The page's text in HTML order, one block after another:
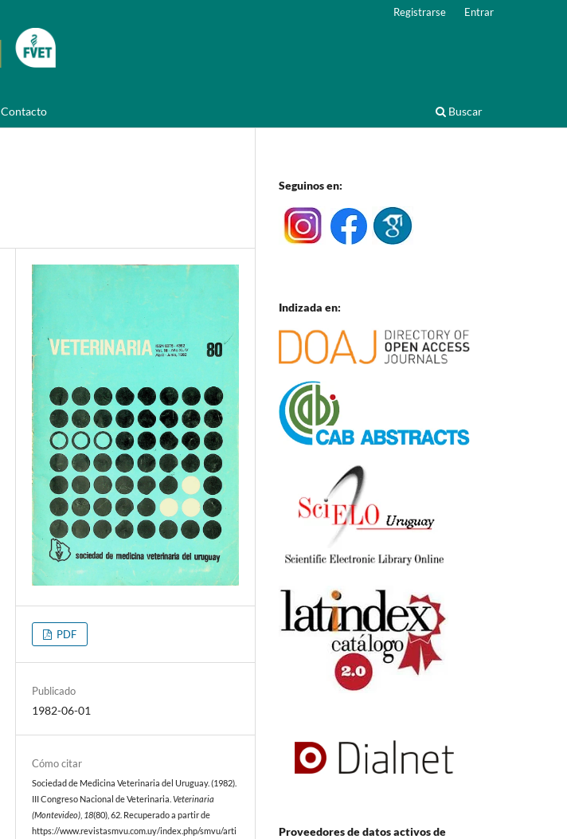
Contacto Buscar
Registrarse Entrar
PDF
Publicado
1982-06-01
Cómo citar
Sociedad de Medicina Veterinaria del Uruguay. (1982).
III Congreso Nacional de Veterinaria.Veterinaria
(Montevideo), 18(80), 62. Recuperado a partir de
https://www.revistasmvu.com.uy/index.php/smvu/arti
Seguinos en:
Indizada en:
Proveedores de datos activos de